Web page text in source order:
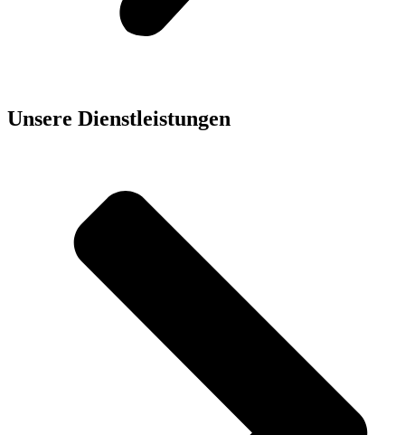
Unsere Dienst­leistungen